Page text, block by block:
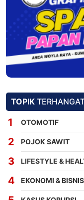
TOPIK
OTOMOTIF
POJOK SAWIT
LIFESTYLE &
EKONOMI & BISNIS